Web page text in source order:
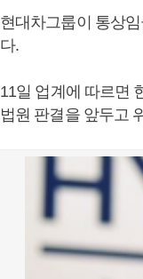
현대차그룹이 통상
다.
11일 업계에 따르면
법원 판결을 앞두고